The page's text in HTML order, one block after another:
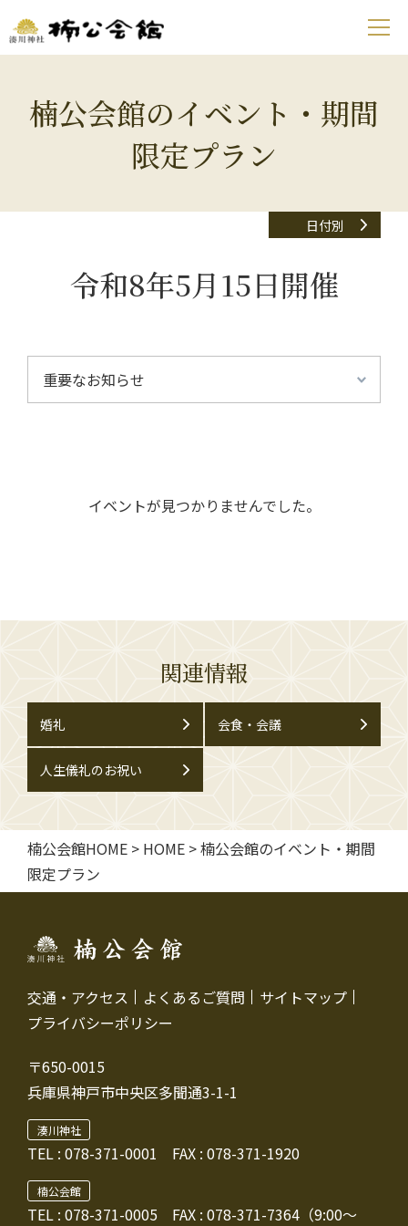
楠公会館のイベント・期間
限定プラン
日付別
令和8年5月15日開催
イベントが見つかりませんでした。
関連情報
婚礼 会食・会議
人生儀礼のお祝い
楠公会館HOME > HOME >楠公会館のイベント・期間
限定プラン
交通・アクセス よくあるご質問
サイトマップ
プライバシーポリシー
〒650-0015
兵庫県神戸市中央区多聞通3-1-1
湊川神社
TEL : 078-371-0001 FAX : 078-371-1920
楠公会館
TEL : 078-371-0005 FAX : 078-371-7364（9:00～